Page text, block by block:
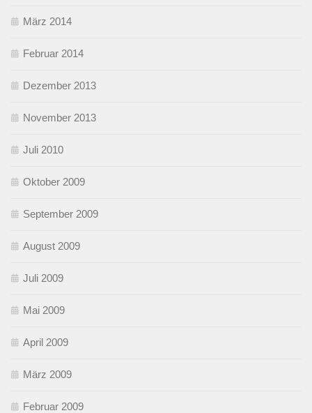
März 2014
Februar 2014
Dezember 2013
November 2013
Juli 2010
Oktober 2009
September 2009
August 2009
Juli 2009
Mai 2009
April 2009
März 2009
Februar 2009